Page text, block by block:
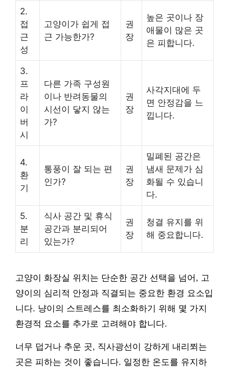
2.
접
근
성
고양이가 쉽게 접
근 가능한가?
권
장
높은 곳이나 장
애물이 많은 곳
은 피합니다.
3.
프
라
이
버
시
다른 가족 구성원
이나 반려동물의
시선이 닿지 않는
가?
권
장
사각지대에 두
면 안정감을 느
낍니다.
4.
환
기
통풍이 잘 되는 편
인가?
권
장
밀폐된 공간은
냄새 문제가 심
화될 수 있습니
다.
5.
분
리
식사 공간 및 휴식
공간과 분리되어
있는가?
권
장
청결 유지를 위
해 중요합니다.
고양이 화장실 위치는 단순한 공간 선택을 넘어, 고
양이의 심리적 안정과 직결되는 중요한 환경 요소입
니다. 냥이의 스트레스를 최소화하기 위해 몇 가지
환경적 요소를 추가로 고려해야 합니다.
너무 덥거나 추운 곳, 직사광선이 강하게 내리쬐는
곳은 피하는 것이 좋습니다. 일정한 온도를 유지하